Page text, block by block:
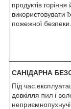
продуктів
використовувати
пожежної безпеки.
САНІДАРНА
Під час
довкілля пил і